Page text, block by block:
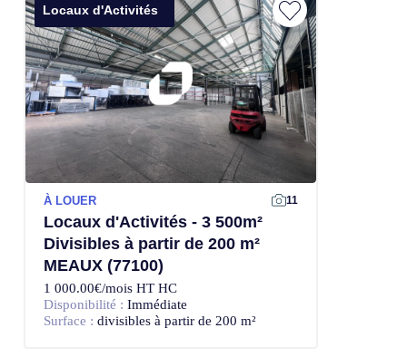
Locaux d'Activités
À LOUER 11
Locaux d'Activités - 3 500m²
Divisibles à partir de 200 m²
MEAUX (77100)
1 000.00€/mois HT HC
Disponibilité : Immédiate
Surface : divisibles à partir de 200 m²